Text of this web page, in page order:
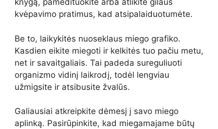
knygą, pamedituokite arba atlikite gilaus
kvėpavimo pratimus, kad atsipalaiduotumėte.
Be to, laikykitės nuoseklaus miego grafiko.
Kasdien eikite miegoti ir kelkitės tuo pačiu metu,
net ir savaitgaliais. Tai padeda sureguliuoti
organizmo vidinį laikrodį, todėl lengviau
užmigsite ir atsibusite žvalūs.
Galiausiai atkreipkite dėmesį į savo miego
aplinką. Pasirūpinkite, kad miegamajame būtų